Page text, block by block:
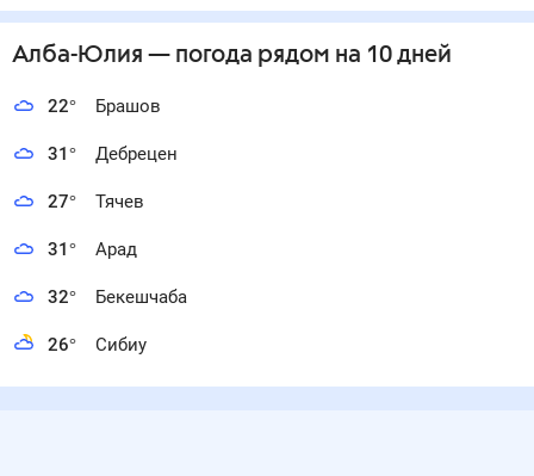
Алба-Юлия — погода рядом на 10 дней
22° Брашов
31° Дебрецен
27° Тячев
31° Арад
32° Бекешчаба
26° Сибиу